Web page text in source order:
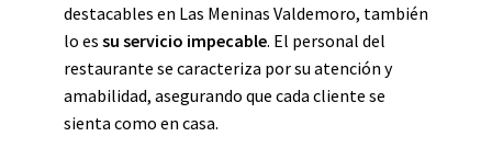
destacables en Las Meninas Valdemoro, también
lo es su servicio impecable. El personal del
restaurante se caracteriza por su atención y
amabilidad, asegurando que cada cliente se
sienta como en casa.